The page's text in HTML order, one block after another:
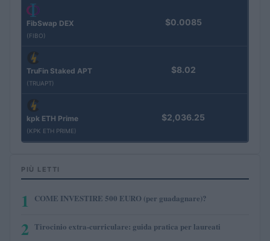
FibSwap DEX
(FIBO)
$0.0085
TruFin Staked APT
(TRUAPT)
$8.02
kpk ETH Prime
(KPK ETH PRIME)
$2,036.25
PIÙ LETTI
1 COME INVESTIRE 500 EURO (per guadagnare)?
2 Tirocinio extra-curriculare: guida pratica per laureati